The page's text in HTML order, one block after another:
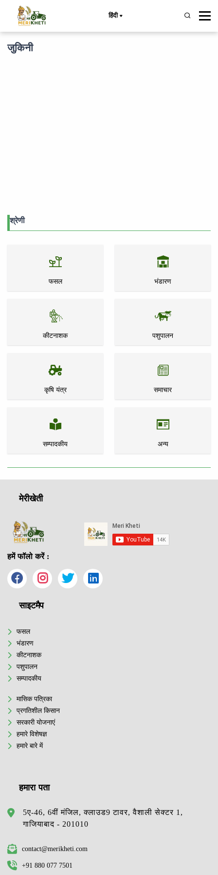
हिंदी
जुकिनी
श्रेणी
फसल भंडारण
कीटनाशक पशुपालन
कृषि यंत्र समाचार
सम्पादकीय अन्य
मेरीखेती
हमें फॉलो करें :
साइटमैप
फसल
भंडारण
कीटनाशक
पशुपालन
सम्पादकीय
मासिक पत्रिका
प्रगतिशील किसान
सरकारी योजनाएं
हमारे विशेषज्ञ
हमारे बारे में
हमारा पता
5ए-46, 6वीं मंजिल, क्लाउड9 टावर, वैशाली सेक्टर 1,
गाजियाबाद - 201010
contact@merikheti.com
+91 880 077 7501